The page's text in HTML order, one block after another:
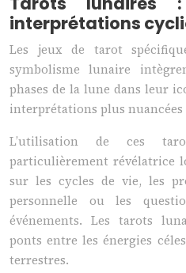
interprétations
Les jeux de tarot
symbolisme lunaire
phases de la lune dans leur
interprétations plus
L’utilisation de ces
particulièrement révélatrice
sur les cycles de vie, les
personnelle ou les
événements. Les tarots
ponts entre les énergies
terrestres.